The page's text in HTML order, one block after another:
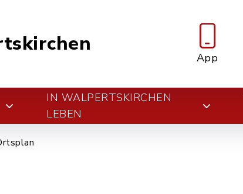
App
IN WALPERTSKIRCHEN
LEBEN